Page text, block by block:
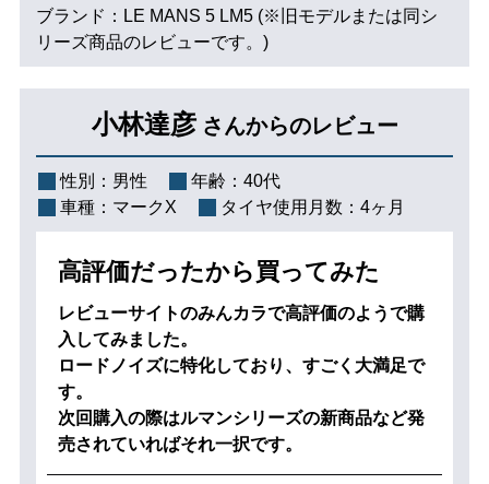
ブランド：LE MANS 5 LM5 (※旧モデルまたは同シ
リーズ商品のレビューです。)
小林達彦 さんからのレビュー
性別： 男性 年齢： 40代
車種： マークX タイヤ使用月数： 4ヶ月
高評価だったから買ってみた
レビューサイトのみんカラで高評価のようで購
入してみました。
ロードノイズに特化しており、すごく大満足で
す。
次回購入の際はルマンシリーズの新商品など発
売されていればそれ一択です。